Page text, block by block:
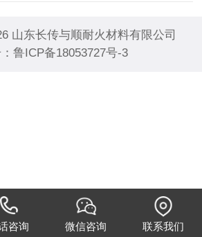
山东长传与顺耐火材料有限公司
鲁ICP备18053727号-3
咨询 微信咨询 联系我们